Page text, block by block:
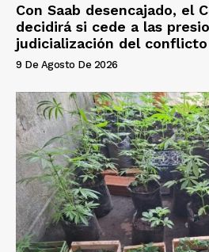
Con Saab desencajado, el
decidirá si cede a las
judicialización del conflicto
9 De Agosto De 2026